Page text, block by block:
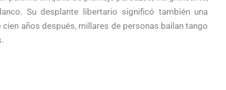
Su desplante libertario significó también una
años después, millares de personas bailan tango